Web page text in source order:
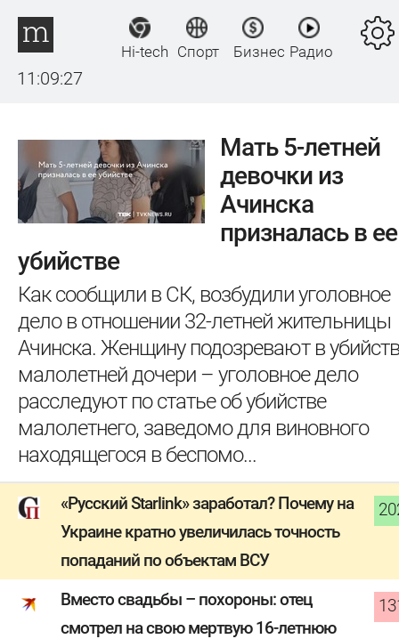
11:09:28
Hi-tech Спорт Бизнес Радио
Мать 5-летней
девочки из
Ачинска
призналась в ее
убийстве
Как сообщили в СК, возбудили уголовное
дело в отношении 32-летней жительницы
Ачинска. Женщину подозревают в
малолетней дочери – уголовное дело
расследуют по статье об убийстве
малолетнего, заведомо для виновного
находящегося в беспомо...
«Русский Starlink» заработал? Почему на
Украине кратно увеличилась точность
попаданий по объектам ВСУ
Вместо свадьбы – похороны: отец
смотрел на свою мертвую 16-летнюю